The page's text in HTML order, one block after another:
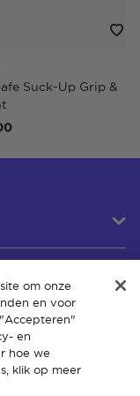
Suck-Up Grip &
om onze
en voor
en
hoe we
klik op meer